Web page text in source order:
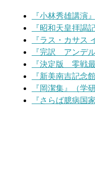
『小林秀雄講演
『昭和天皇拝謁
『ラス・カサス
『完訳 アンデ
『決定版 零戦
『新美南吉記念
『岡潔集』（学研
『さらば臆病国